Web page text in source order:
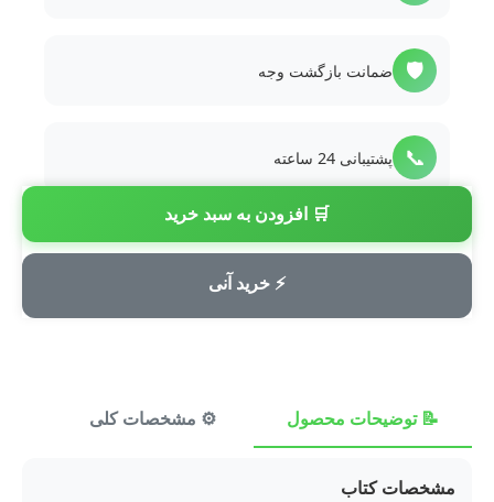
🛒 افزودن به سبد خرید
⚡ خرید آنی
🛡️ ضمانت بازگشت وجه
📞 پشتیبانی 24 ساعته
💳 پرداخت امن
📝 توضیحات محصول ⚙️ مشخصات کلی
مشخصات کتاب